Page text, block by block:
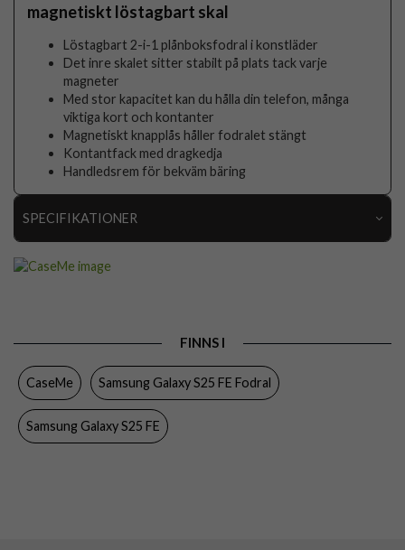
magnetiskt löstagbart skal
Löstagbart 2-i-1 plånboksfodral i konstläder
Det inre skalet sitter stabilt på plats tack varje
magneter
Med stor kapacitet kan du hålla din telefon, många
viktiga kort och kontanter
Magnetiskt knapplås håller fodralet stängt
Kontantfack med dragkedja
Handledsrem för bekväm bäring
SPECIFIKATIONER
Dragkedja, Handrem, Kortfack, Löstagbart skal
Färg
Varumärke
FINNS I
CaseMe Samsung Galaxy S25 FE Fodral
Samsung Galaxy S25 FE